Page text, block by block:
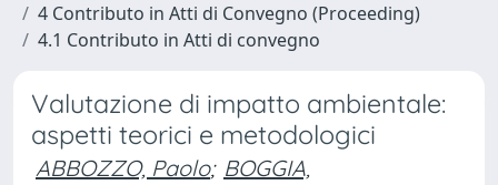
4 Contributo in Atti di Convegno (Proceeding)
4.1 Contributo in Atti di convegno
Valutazione di impatto ambientale:
aspetti teorici e metodologici
ABBOZZO, Paolo; BOGGIA,